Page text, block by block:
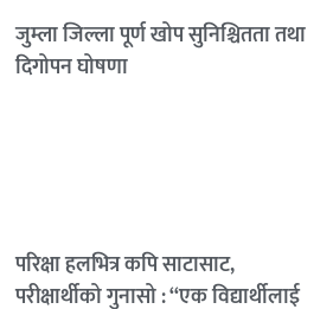
जुम्ला जिल्ला पूर्ण खोप सुनिश्चितता तथा
दिगोपन घोषणा
परिक्षा हलभित्र कपि साटासाट,
परीक्षार्थीको गुनासो : “एक विद्यार्थीलाई